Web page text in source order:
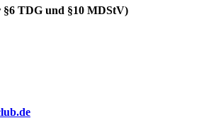
TDG und §10 MDStV)